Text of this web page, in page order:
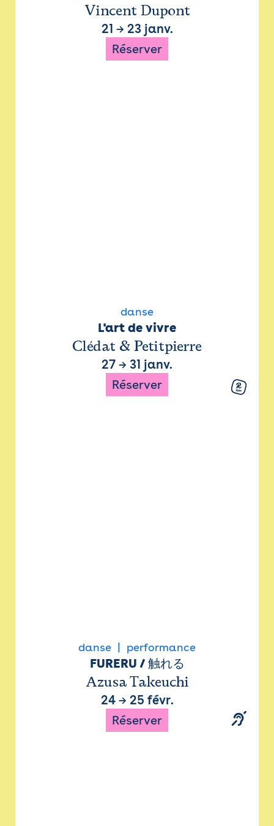
Vincent Dupont
21 → 23 janv.
Réserver
danse
L'art de vivre
Clédat & Petitpierre
27 → 31 janv.
Réserver
danse performance
FURERU / 触れる
Azusa Takeuchi
24→ 25 févr.
Réserver